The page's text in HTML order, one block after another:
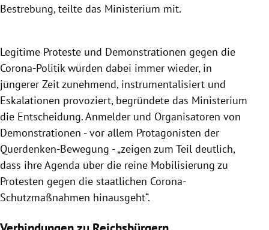
Bestrebung, teilte das Ministerium mit.
Legitime Proteste und Demonstrationen gegen die
Corona-Politik würden dabei immer wieder, in
jüngerer Zeit zunehmend, instrumentalisiert und
Eskalationen provoziert, begründete das Ministerium
die Entscheidung. Anmelder und Organisatoren von
Demonstrationen - vor allem Protagonisten der
Querdenken-Bewegung - „zeigen zum Teil deutlich,
dass ihre Agenda über die reine Mobilisierung zu
Protesten gegen die staatlichen Corona-
Schutzmaßnahmen hinausgeht“.